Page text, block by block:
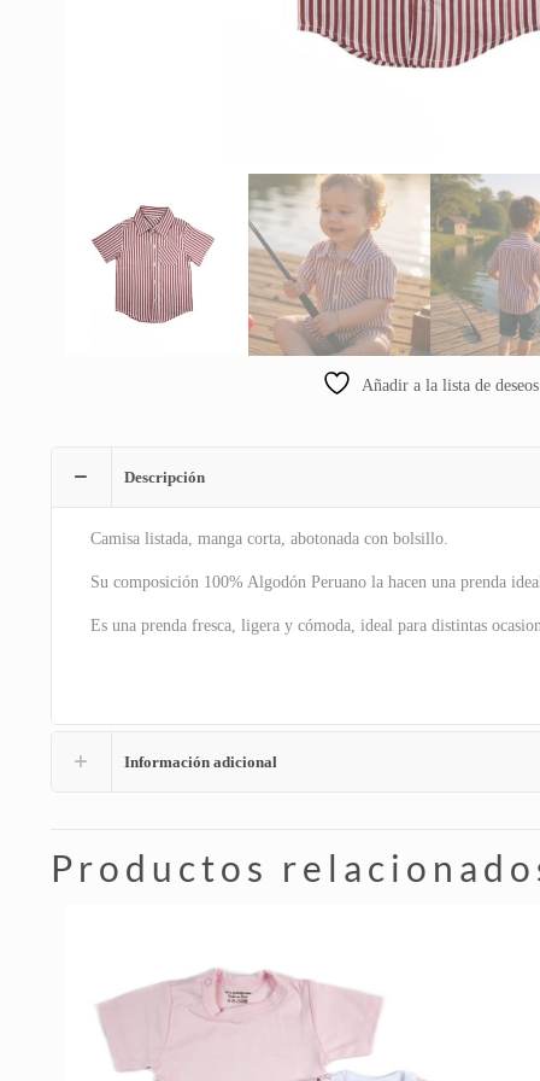
Añadir a la lista de deseos
Descripción
Camisa listada, manga corta, abotonada con bolsillo.
Su composición 100% Algodón Peruano la hacen una prenda
Es una prenda fresca, ligera y cómoda, ideal para distintas
Información adicional
Productos